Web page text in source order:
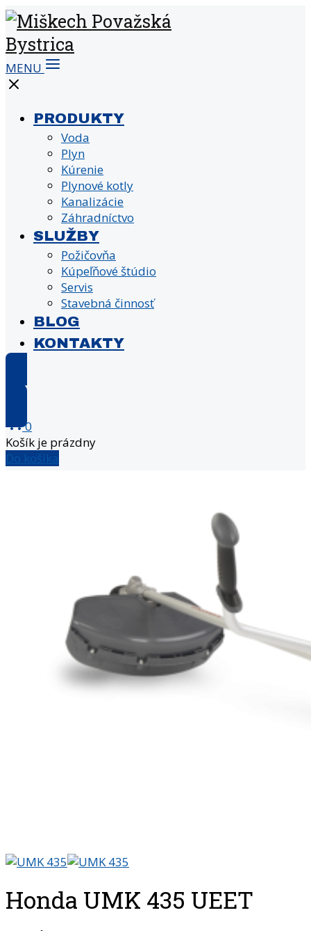
MENU
PRODUKTY
Voda
Plyn
Kúrenie
Plynové kotly
Kanalizácie
Záhradníctvo
SLUŽBY
Požičovňa
Kúpeľňové štúdio
Servis
Stavebná činnosť
BLOG
KONTAKTY
E-shop
0
Košík je prázdny
Do košíka
Honda UMK 435 UEET